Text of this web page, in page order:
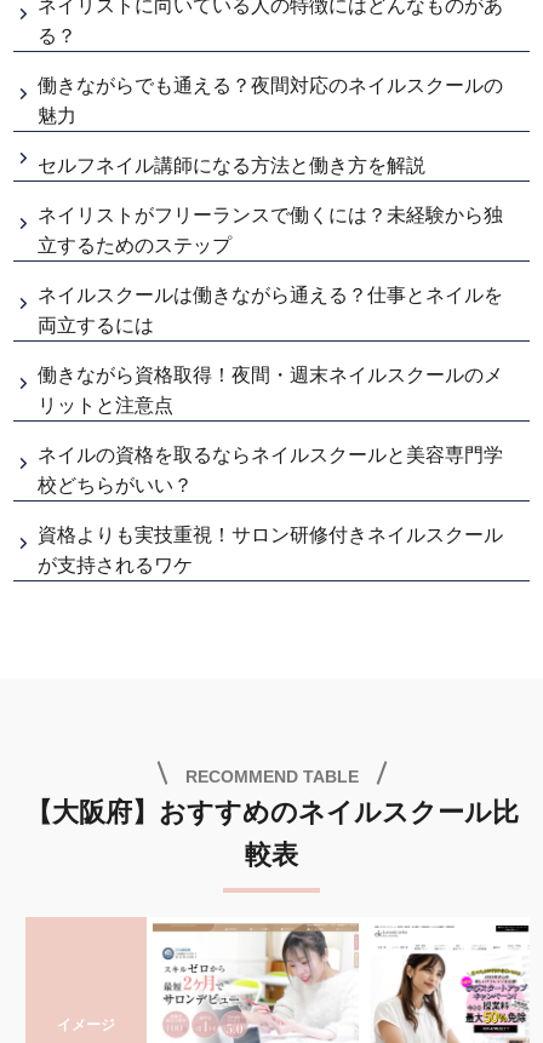
ネイリストに向いている人の特徴にはどんなものがあ
る？
働きながらでも通える？夜間対応のネイルスクールの
魅力
セルフネイル講師になる方法と働き方を解説
ネイリストがフリーランスで働くには？未経験から独
立するためのステップ
ネイルスクールは働きながら通える？仕事とネイルを
両立するには
働きながら資格取得！夜間・週末ネイルスクールのメ
リットと注意点
ネイルの資格を取るならネイルスクールと美容専門学
校どちらがいい？
資格よりも実技重視！サロン研修付きネイルスクール
が支持されるワケ
RECOMMEND TABLE
【大阪府】おすすめのネイルスクール比
較表
イメージ